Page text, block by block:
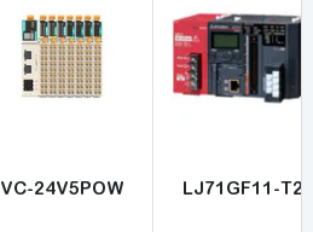
VC-24V5POW LJ71GF11-T2